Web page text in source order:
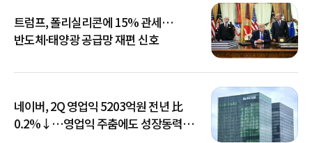
트럼프, 폴리실리콘에 15% 관세…
반도체·태양광 공급망 재편 신호
네이버, 2Q 영업익 5203억원 전년 比
0.2%↓…영업익 주춤에도 성장동력